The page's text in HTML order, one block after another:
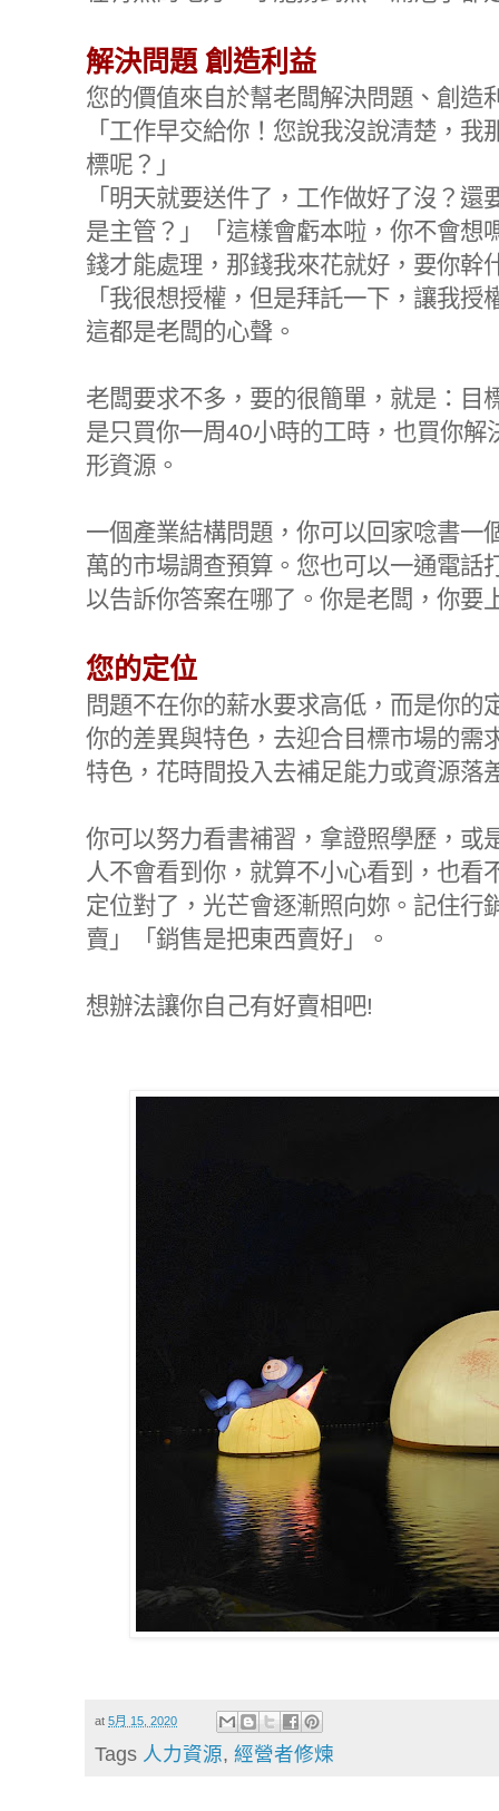
解決問題 創造利益
您的價值來自於幫老闆解決問題、創造
「工作早交給你！您說我沒說清楚，
標呢？」
「明天就要送件了，工作做好了沒？
是主管？」「這樣會虧本啦，你不會想
錢才能處理，那錢我來花就好，要你幹
「我很想授權，但是拜託一下，讓我授
這都是老闆的心聲。
老闆要求不多，要的很簡單，就是：目
是只買你一周40小時的工時，也買你
形資源。
一個產業結構問題，你可以回家唸書一
萬的市場調查預算。您也可以一通電話
以告訴你答案在哪了。你是老闆，你要
您的定位
問題不在你的薪水要求高低，而是你
你的差異與特色，去迎合目標市場的需
特色，花時間投入去補足能力或資源落
你可以努力看書補習，拿證照學歷，或
人不會看到你，就算不小心看到，也
定位對了，光芒會逐漸照向妳。記住行
賣」「銷售是把東西賣好」。
想辦法讓你自己有好賣相吧!
at5月 15, 2020
Tags 人力資源,經營者修煉